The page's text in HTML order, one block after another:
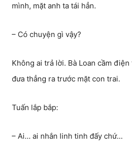
mình, mặt anh ta tái hẳn.
– Có chuyện gì vậy?
Không ai trả lời. Bà Loan cầm
đưa thẳng ra trước mặt con trai.
Tuấn lắp bắp:
– Ai… ai nhắn linh tinh đấy chứ…